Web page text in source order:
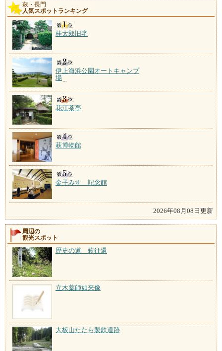
萩・長門
人気スポットランキング
桂太郎旧宅
伊上海浜公園オートキャンプ
場
花江茶亭
萩博物館
金子みすゞ記念館
2026年08月08日更新
周辺の
観光スポット
歴史の道 萩往還
立木薬師如来像
大板山たたら製鉄遺跡